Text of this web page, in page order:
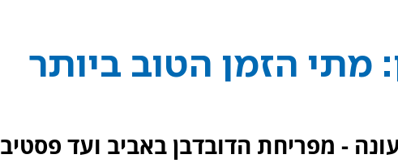
מתי הזמן הטוב ביותר
- מפריחת הדובדבן באביב ועד